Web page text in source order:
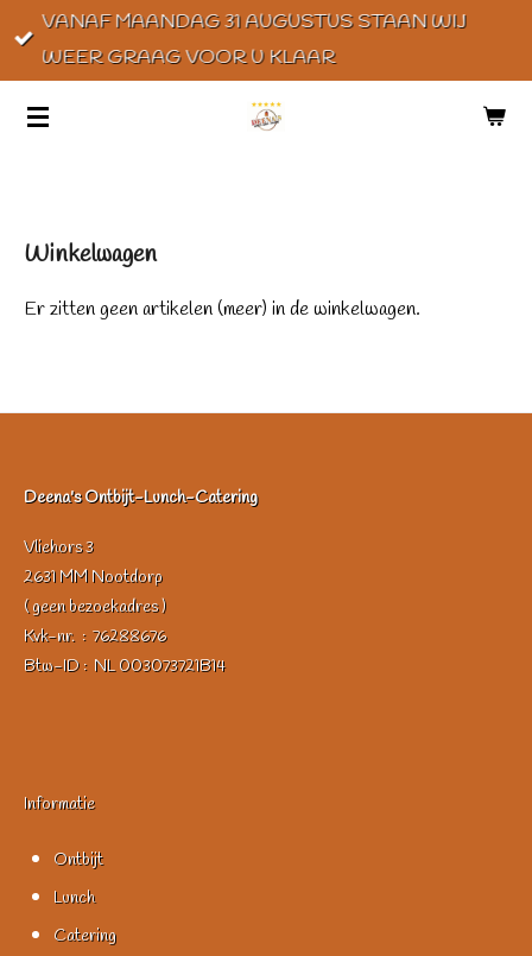
Ga
direct
de
VANAF MAANDAG 31 AUGUSTUS STAAN WIJ
WEER GRAAG VOOR U KLAAR
Winkelwagen
Er zitten geen artikelen (meer) in de winkelwagen.
Deena's Ontbijt-Lunch-Catering
Vliehors 3
2631 MM Nootdorp
( geen bezoekadres )
Kvk-nr. : 76288676
Btw-ID : NL 003073721B14
Informatie
Ontbijt
Lunch
Catering